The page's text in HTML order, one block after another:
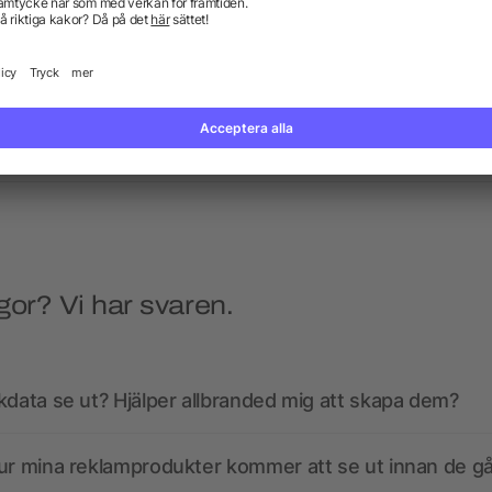
i aluminium med
från 1,85 kr från 1,95 kr
Vi har svaren.
se ut? Hjälper allbranded mig att skapa dem?
mina reklamprodukter kommer att se ut innan de